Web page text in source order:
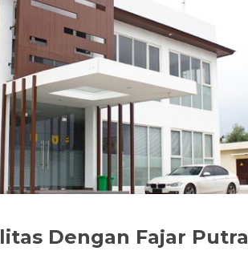
Dengan Fajar Putra